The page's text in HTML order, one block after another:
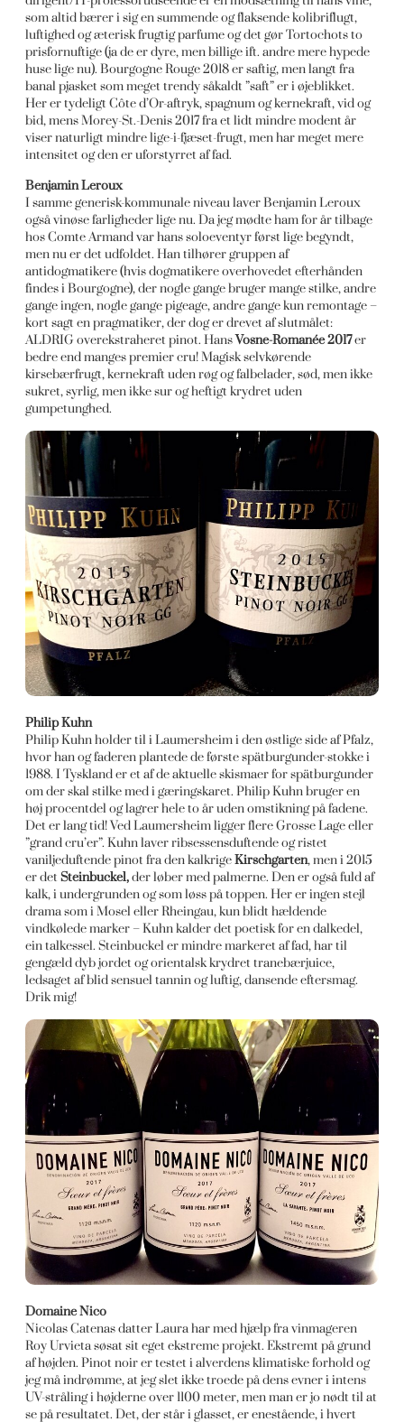
som altid bærer i sig en summende og flaksende kolibriflugt,
luftighed og æterisk frugtig parfume og det gør Tortochots to
prisfornuftige (ja de er dyre, men billige ift. andre mere hypede
huse lige nu). Bourgogne Rouge 2018 er saftig, men langt fra
banal pjasket som meget trendy såkaldt ”saft” er i øjeblikket.
Her er tydeligt Côte d’Or-aftryk, spagnum og kernekraft, vid og
bid, mens Morey-St.-Denis 2017 fra et lidt mindre modent år
viser naturligt mindre lige-i-fjæset-frugt, men har meget mere
intensitet og den er uforstyrret af fad.
Benjamin Leroux
I samme generisk-kommunale niveau laver Benjamin Leroux
også vinøse farligheder lige nu. Da jeg mødte ham for år tilbage
hos Comte Armand var hans soloeventyr først lige begyndt,
men nu er det udfoldet. Han tilhører gruppen af
antidogmatikere (hvis dogmatikere overhovedet efterhånden
findes i Bourgogne), der nogle gange bruger mange stilke, andre
gange ingen, nogle gange pigeage, andre gange kun remontage –
kort sagt en pragmatiker, der dog er drevet af slutmålet:
ALDRIG overekstraheret pinot. HansVosne-Romanée 2017er
bedre end manges premier cru! Magisk selvkørende
kirsebærfrugt, kernekraft uden røg og falbelader, sød, men ikke
sukret, syrlig, men ikke sur og heftigt krydret uden
gumpetunghed.
Philip Kuhn
Philip Kuhn holder til i Laumersheim i den østlige side af Pfalz,
hvor han og faderen plantede de første spätburgunder-stokke i
1988. I Tyskland er et af de aktuelle skismaer for spätburgunder
om der skal stilke med i gæringskaret. Philip Kuhn bruger en
høj procentdel og lagrer hele to år uden omstikning på fadene.
Det er lang tid! Ved Laumersheim ligger flere Grosse Lage eller
”grand cru’er”. Kuhn laver ribsessensduftende og ristet
vaniljeduftende pinot fra den kalkrigeKirschgarten, men i 2015
er detSteinbuckel,der løber med palmerne. Den er også fuld af
kalk, i undergrunden og som løss på toppen. Her er ingen stejl
drama som i Mosel eller Rheingau, kun blidt hældende
vindkølede marker – Kuhn kalder det poetisk for en dalkedel,
ein talkessel. Steinbuckel er mindre markeret af fad, har til
gengæld dyb jordet og orientalsk krydret tranebærjuice,
ledsaget af blid sensuel tannin og luftig, dansende eftersmag.
Drik mig!
Domaine Nico
Nicolas Catenas datter Laura har med hjælp fra vinmageren
Roy Urvieta søsat sit eget ekstreme projekt. Ekstremt på grund
af højden. Pinot noir er testet i alverdens klimatiske forhold og
jeg må indrømme, at jeg slet ikke troede på dens evner i intens
UV-stråling i højderne over 1100 meter, men man er jo nødt til at
se på resultatet. Det, der står i glasset, er enestående, i hvert